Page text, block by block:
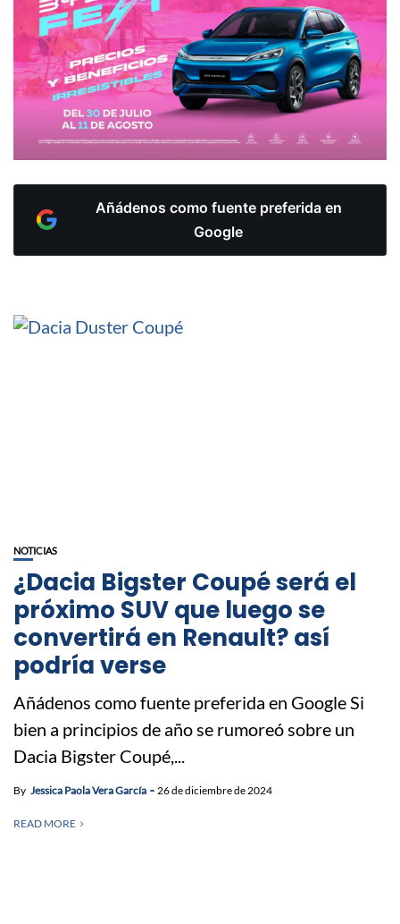
Añádenos como fuente preferida en
Google
NOTICIAS
¿Dacia Bigster Coupé será el
próximo SUV que luego se
convertirá en Renault? así
podría verse
Añádenos como fuente preferida en Google Si
bien a principios de año se rumoreó sobre un
Dacia Bigster Coupé,...
By Jessica Paola Vera García 26 de diciembre de 2024
READ MORE